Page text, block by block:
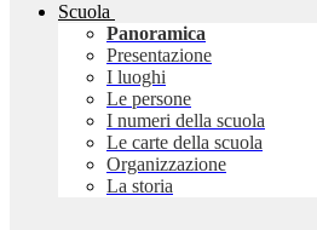
Scuola
Panoramica
Presentazione
I luoghi
Le persone
I numeri della scuola
Le carte della scuola
Organizzazione
La storia